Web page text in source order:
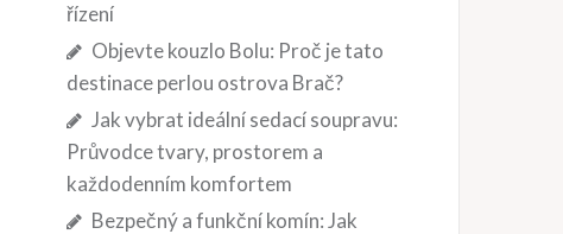
řízení
Objevte kouzlo Bolu: Proč je tato
destinace perlou ostrova Brač?
Jak vybrat ideální sedací soupravu:
Průvodce tvary, prostorem a
každodenním komfortem
Bezpečný a funkční komín: Jak